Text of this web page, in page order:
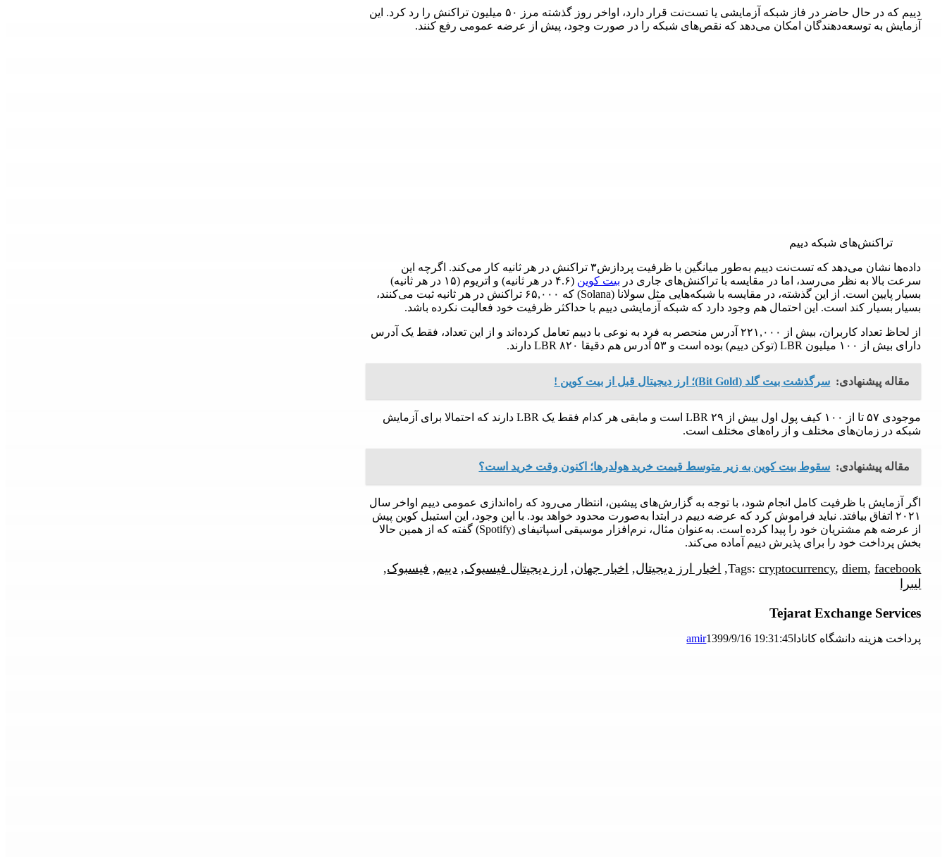
دییم که در حال حاضر در فاز شبکه آزمایشی یا تست‌نت قرار دارد، اواخر روز گذشته مرز ۵۰ میلیون تراکنش را رد کرد. این
آزمایش به توسعه‌دهندگان امکان می‌دهد که نقص‌های شبکه را در صورت وجود، پیش از عرضه عمومی رفع کنند.
تراکنش‌های شبکه دییم
داده‌ها نشان می‌دهد که تست‌نت دییم به‌طور میانگین با ظرفیت پردازش۳ تراکنش در هر ثانیه کار می‌کند. اگرچه این
سرعت بالا به نظر می‌رسد، اما در مقایسه با تراکنش‌های جاری در بیت کوین
(۴.۶ در هر ثانیه) و اتریوم (۱۵ در هر ثانیه)
بسیار پایین است. از این گذشته، در مقایسه با شبکه‌هایی مثل سولانا (Solana) که ۶۵,۰۰۰ تراکنش در هر ثانیه ثبت می‌کنند،
بسیار بسیار کند است. این احتمال هم وجود دارد که شبکه آزمایشی دییم با حداکثر ظرفیت خود فعالیت نکرده باشد.
از لحاظ تعداد کاربران، بیش از ۲۲۱,۰۰۰ آدرس منحصر به فرد به نوعی با دییم تعامل کرده‌اند و از این تعداد، فقط یک آدرس
دارای بیش از ۱۰۰ میلیون LBR (توکن دییم) بوده است و ۵۳ آدرس هم دقیقا ۸۲۰ LBR دارند.
مقاله پیشنهادی: سرگذشت بیت گلد (Bit Gold)؛ ارز دیجیتال قبل از بیت کوین !
موجودی ۵۷ تا از ۱۰۰ کیف پول اول بیش از ۲۹ LBR است و مابقی هر کدام فقط یک LBR دارند که احتمالا برای آزمایش
شبکه در زمان‌های مختلف و از راه‌های مختلف است.
مقاله پیشنهادی: سقوط بیت کوین به زیر متوسط قیمت خرید هولدرها؛ اکنون وقت خرید است؟
اگر آزمایش با ظرفیت کامل انجام شود، با توجه به گزارش‌های پیشین، انتظار می‌رود که راه‌اندازی عمومی دییم اواخر سال
۲۰۲۱ اتفاق بیافتد. نباید فراموش کرد که عرضه دییم در ابتدا به‌صورت محدود خواهد بود. با این وجود، این استیبل کوین پیش
از عرضه هم مشتریان خود را پیدا کرده است. به‌عنوان مثال، نرم‌افزار موسیقی اسپاتیفای (Spotify) گفته که از همین حالا
بخش پرداخت خود را برای پذیرش دییم آماده می‌کند.
Tags:cryptocurrency,diem,facebook
, اخبار ارز دیجیتال, اخبار جهان, ارز دیجیتال فیسبوک, دییم, فیسبوک,
لیبرا
Tejarat Exchange Services
پرداخت هزینه دانشگاه کانادا amir1399/9/16 19:31:45